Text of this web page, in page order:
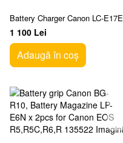
Battery Charger Canon LC-E17E
1 100 Lei
Adaugă în coș